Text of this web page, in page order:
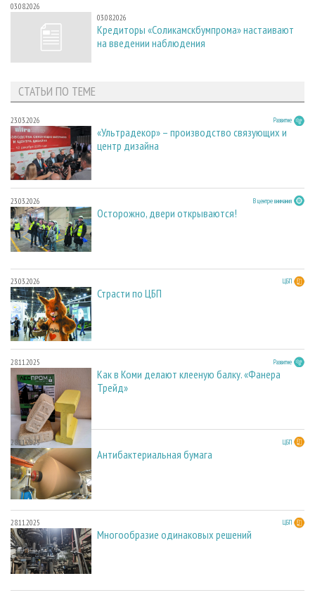
03.08.2026
03.08.2026
Кредиторы «Соликамскбумпрома» настаивают
на введении наблюдения
СТАТЬИ ПО ТЕМЕ
23.03.2026 Развитие
«Ультрадекор» – производство связующих и
центр дизайна
23.03.2026 В центре внимания
Осторожно, двери открываются!
23.03.2026 ЦБП
Страсти по ЦБП
28.11.2025 Развитие
Как в Коми делают клееную балку. «Фанера
Трейд»
28.11.2025 ЦБП
Антибактериальная бумага
28.11.2025 ЦБП
Многообразие одинаковых решений